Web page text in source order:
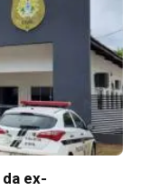
ex-